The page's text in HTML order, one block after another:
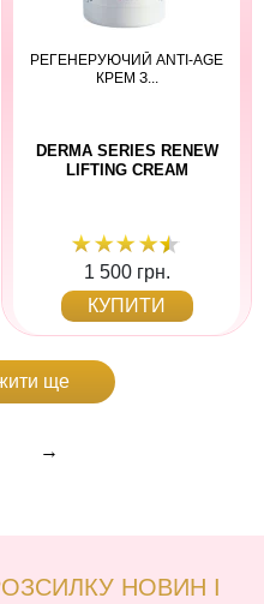
РЕГЕНЕРУЮЧИЙ АNTI-AGE
КРЕМ З...
DERMA SERIES RENEW
LIFTING CREAM
1 500 грн.
КУПИТИ
ще
→
НОВИН І